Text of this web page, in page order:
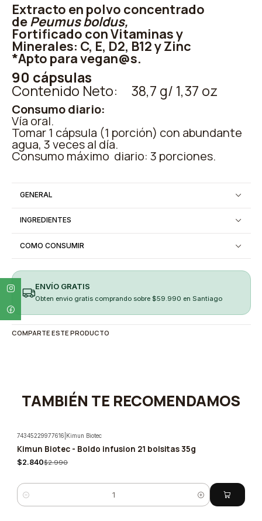
Extracto en polvo concentrado
dePeumus boldus,
Fortificado con Vitaminas y
Minerales: C, E, D2, B12 y Zinc
*Apto para vegan@s.
90 cápsulas
Contenido Neto: 38,7 g/ 1,37 oz
Consumo diario:
Vía oral.
Tomar 1 cápsula (1 porción) con abundante
agua, 3 veces al día.
Consumo máximo diario: 3 porciones.
GENERAL
INGREDIENTES
COMO CONSUMIR
ENVÍO GRATIS
Obten envio gratis comprando sobre $59.990 en Santiago
COMPARTE ESTE PRODUCTO
TAMBIÉN TE RECOMENDAMOS
-5%
74345229977616 Kimun Biotec
Kimun Biotec - Boldo infusion 21 bolsitas 35g
$2.840$2.990
Cantidad